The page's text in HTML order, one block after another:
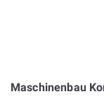
Maschinenbau